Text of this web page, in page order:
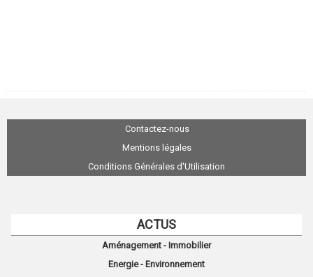
Contactez-nous
Mentions légales
Conditions Générales d'Utilisation
ACTUS
Aménagement - Immobilier
Energie - Environnement